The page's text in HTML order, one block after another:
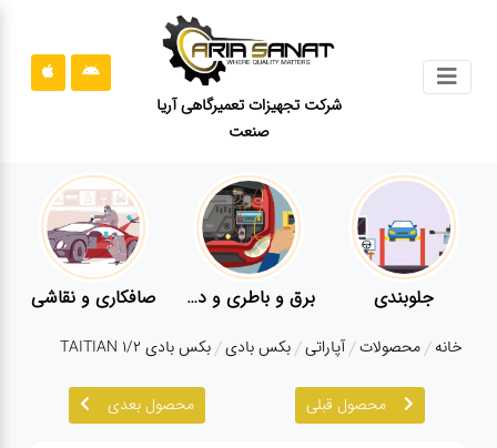
شرکت تجهیزات تعمیرگاهی آریا
صنعت
قوانین
سایت
ارتباط
درباره
جلوبندی برق و باطری و دیاگ صافکاری و نقاشی
خانه محصولات آپاراتی بکس بادی بکس بادی TAITIAN 1/2
محصول قبلی محصول بعدی